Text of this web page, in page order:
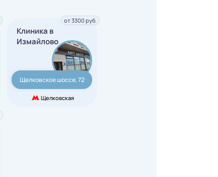
Клиника в
Измайлово
Щелковское шоссе, 72
Щелковская
от 3300 руб.